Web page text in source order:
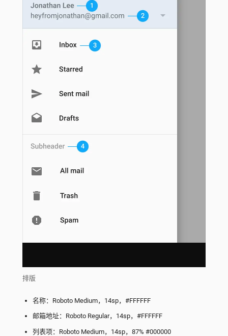
排版
名称：Roboto Medium，14sp，#FFFFFF
邮箱地址：Roboto Regular，14sp，#FFFFFF
列表项：Roboto Medium，14sp，87% #000000